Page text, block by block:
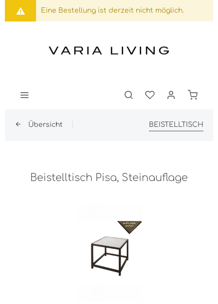
Eine Bestellung ist derzeit nicht möglich.
Übersicht BEISTELLTISCH
Beistelltisch Pisa, Steinauflage